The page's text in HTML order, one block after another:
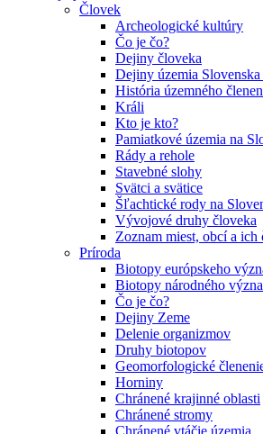
Človek
Archeologické kultúry
Čo je čo?
Dejiny človeka
Dejiny územia
História územného
Králi
Kto je kto?
Pamiatkové územia na
Rády a rehole
Stavebné slohy
Svätci a svätice
Šľachtické rody na
Vývojové druhy človeka
Zoznam miest, obcí a ich
Príroda
Biotopy európskeho
Biotopy národného
Čo je čo?
Dejiny Zeme
Delenie organizmov
Druhy biotopov
Geomorfologické
Horniny
Chránené krajinné oblasti
Chránené stromy
Chránené vtáčie územia